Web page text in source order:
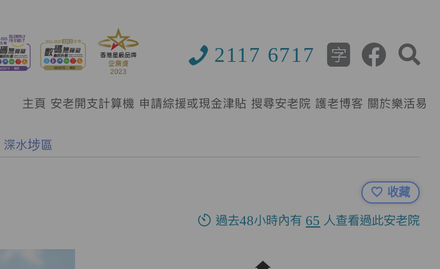
2117 6717
主頁 安老開支計算機 申請綜援或現金津貼 搜尋安老院 護老博客 關於樂活易
深水埗區
收藏
過去48小時內有 65 人查看過此安老院